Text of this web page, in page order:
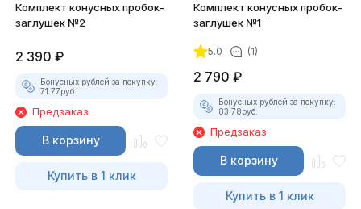
Комплект конусных пробок-
заглушек №2
2 390 ₽
Бонусных рублей за покупку:
71.77руб.
Предзаказ
В корзину
Купить в 1 клик
Комплект конусных пробок-
заглушек №1
5.0 (1)
2 790 ₽
Бонусных рублей за покупку:
83.78руб.
Предзаказ
В корзину
Купить в 1 клик